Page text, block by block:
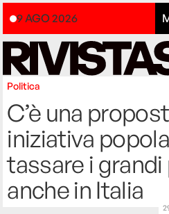
9 AGO 2026
Politica
C’è una
iniziativa
tassare i
anche in Italia